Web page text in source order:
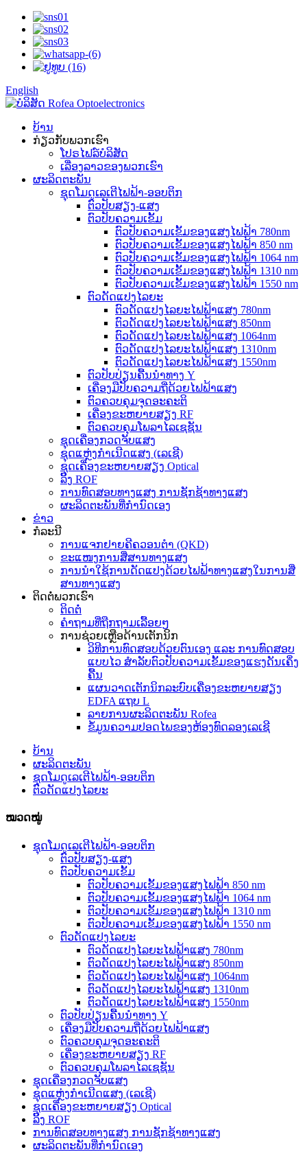
English
ບ້ານ
ກ່ຽວກັບພວກເຮົາ
ໂປຣໄຟລ໌ບໍລິສັດ
ເລື່ອງລາວຂອງພວກເຮົາ
ຜະລິດຕະພັນ
ຊຸດໂມດູເລເຕີໄຟຟ້າ-ອອບຕິກ
ຕົວປັບສຽງ-ແສງ
ຕົວປັບຄວາມເຂັ້ມ
ຕົວປັບຄວາມເຂັ້ມຂອງແສງໄຟຟ້າ 780nm
ຕົວປັບຄວາມເຂັ້ມຂອງແສງໄຟຟ້າ 850 nm
ຕົວປັບຄວາມເຂັ້ມຂອງແສງໄຟຟ້າ 1064 nm
ຕົວປັບຄວາມເຂັ້ມຂອງແສງໄຟຟ້າ 1310 nm
ຕົວປັບຄວາມເຂັ້ມຂອງແສງໄຟຟ້າ 1550 nm
ຕົວດັດແປງໄລຍະ
ຕົວດັດແປງໄລຍະໄຟຟ້າແສງ 780nm
ຕົວດັດແປງໄລຍະໄຟຟ້າແສງ 850nm
ຕົວດັດແປງໄລຍະໄຟຟ້າແສງ 1064nm
ຕົວດັດແປງໄລຍະໄຟຟ້າແສງ 1310nm
ຕົວດັດແປງໄລຍະໄຟຟ້າແສງ 1550nm
ຕົວປັບປ່ຽນຄື້ນນຳທາງ Y
ເຄື່ອງມືປັບຄວາມຖີ່ດ້ວຍໄຟຟ້າແສງ
ຕົວຄວບຄຸມຈຸດອະຄະຕິ
ເຄື່ອງຂະຫຍາຍສຽງ RF
ຕົວຄວບຄຸມໂພລາໄລເຊຊັນ
ຊຸດເຄື່ອງກວດຈັບແສງ
ຊຸດແຫຼ່ງກຳເນີດແສງ (ເລເຊີ)
ຊຸດເຄື່ອງຂະຫຍາຍສຽງ Optical
ລິ້ງ ROF
ການທົດສອບທາງແສງ ການຊັກຊ້າທາງແສງ
ຜະລິດຕະພັນທີ່ກຳນົດເອງ
ຂ່າວ
ກໍລະນີ
ການແຈກຢາຍຄີຄວອນຕຳ (QKD)
ຂະແໜງການສື່ສານທາງແສງ
ການນຳໃຊ້ການດັດແປງດ້ວຍໄຟຟ້າທາງແສງໃນການສື່
ສານທາງແສງ
ຕິດຕໍ່ພວກເຮົາ
ຕິດຕໍ່
ຄຳຖາມທີ່ຖືກຖາມເລື້ອຍໆ
ການຊ່ວຍເຫຼືອດ້ານເຕັກນິກ
ວິທີການທົດສອບດ້ວຍຕົນເອງ ແລະ ການທົດສອບ
ແບບໄວ ສຳລັບຕົວປັບຄວາມເຂັ້ມຂອງແຮງດັນເຄິ່ງ
ຄື້ນ
ແຜນວາດເຕັກນິກລະບົບເຄື່ອງຂະຫຍາຍສຽງ
EDFA ແຖບ L
ລາຍການຜະລິດຕະພັນ Rofea
ຂໍ້ມູນຄວາມປອດໄພຂອງຫ້ອງທົດລອງເລເຊີ
ບ້ານ
ຜະລິດຕະພັນ
ຊຸດໂມດູເລເຕີໄຟຟ້າ-ອອບຕິກ
ຕົວດັດແປງໄລຍະ
ໝວດໝູ່
ຊຸດໂມດູເລເຕີໄຟຟ້າ-ອອບຕິກ
ຕົວປັບສຽງ-ແສງ
ຕົວປັບຄວາມເຂັ້ມ
ຕົວປັບຄວາມເຂັ້ມຂອງແສງໄຟຟ້າ 850 nm
ຕົວປັບຄວາມເຂັ້ມຂອງແສງໄຟຟ້າ 1064 nm
ຕົວປັບຄວາມເຂັ້ມຂອງແສງໄຟຟ້າ 1310 nm
ຕົວປັບຄວາມເຂັ້ມຂອງແສງໄຟຟ້າ 1550 nm
ຕົວດັດແປງໄລຍະ
ຕົວດັດແປງໄລຍະໄຟຟ້າແສງ 780nm
ຕົວດັດແປງໄລຍະໄຟຟ້າແສງ 850nm
ຕົວດັດແປງໄລຍະໄຟຟ້າແສງ 1064nm
ຕົວດັດແປງໄລຍະໄຟຟ້າແສງ 1310nm
ຕົວດັດແປງໄລຍະໄຟຟ້າແສງ 1550nm
ຕົວປັບປ່ຽນຄື້ນນຳທາງ Y
ເຄື່ອງມືປັບຄວາມຖີ່ດ້ວຍໄຟຟ້າແສງ
ຕົວຄວບຄຸມຈຸດອະຄະຕິ
ເຄື່ອງຂະຫຍາຍສຽງ RF
ຕົວຄວບຄຸມໂພລາໄລເຊຊັນ
ຊຸດເຄື່ອງກວດຈັບແສງ
ຊຸດແຫຼ່ງກຳເນີດແສງ (ເລເຊີ)
ຊຸດເຄື່ອງຂະຫຍາຍສຽງ Optical
ລິ້ງ ROF
ການທົດສອບທາງແສງ ການຊັກຊ້າທາງແສງ
ຜະລິດຕະພັນທີ່ກຳນົດເອງ